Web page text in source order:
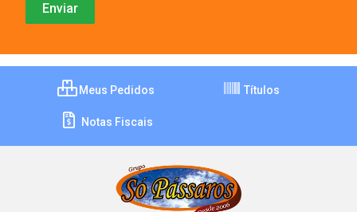
Meus Pedidos Títulos
Notas Fiscais